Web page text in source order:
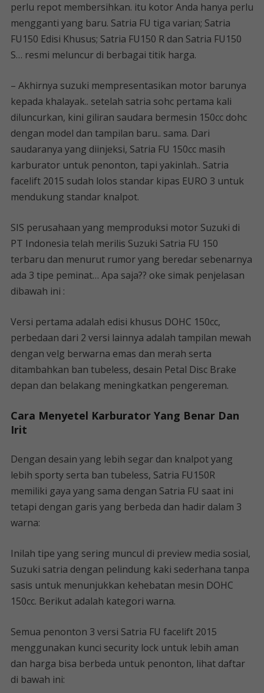
perlu repot membersihkan. itu kotor Anda hanya perlu
mengganti yang baru. Satria FU tiga varian; Satria
FU150 Edisi Khusus; Satria FU150 R dan Satria FU150
S… resmi meluncur di berbagai titik harga.
– Akhirnya suzuki mempresentasikan motor barunya
kepada khalayak.. setelah satria sohc pertama kali
diluncurkan, kini giliran saudara bermesin 150cc dohc
dengan model dan tampilan baru.. sama. Dari
saudaranya yang diinjeksi, Satria FU 150cc masih
karburator untuk penonton, tapi yakinlah.. Satria
facelift 2015 sudah lolos standar kipas EURO 3 untuk
mendukung standar knalpot.
SIS perusahaan yang memproduksi motor Suzuki di
PT Indonesia telah merilis Suzuki Satria FU 150
terbaru dan menurut rumor yang beredar sebenarnya
ada 3 tipe peminat… Apa saja?? oke simak penjelasan
dibawah ini :
Versi pertama adalah edisi khusus DOHC 150cc,
perbedaan dari 2 versi lainnya adalah tampilan mewah
dengan velg berwarna emas dan merah serta
ditambahkan ban tubeless, desain Petal Disc Brake
depan dan belakang meningkatkan pengereman.
Cara Menyetel Karburator Yang Benar Dan
Irit
Dengan desain yang lebih segar dan knalpot yang
lebih sporty serta ban tubeless, Satria FU150R
memiliki gaya yang sama dengan Satria FU saat ini
tetapi dengan garis yang berbeda dan hadir dalam 3
warna:
Inilah tipe yang sering muncul di preview media sosial,
Suzuki satria dengan pelindung kaki sederhana tanpa
sasis untuk menunjukkan kehebatan mesin DOHC
150cc. Berikut adalah kategori warna.
Semua penonton 3 versi Satria FU facelift 2015
menggunakan kunci security lock untuk lebih aman
dan harga bisa berbeda untuk penonton, lihat daftar
di bawah ini: